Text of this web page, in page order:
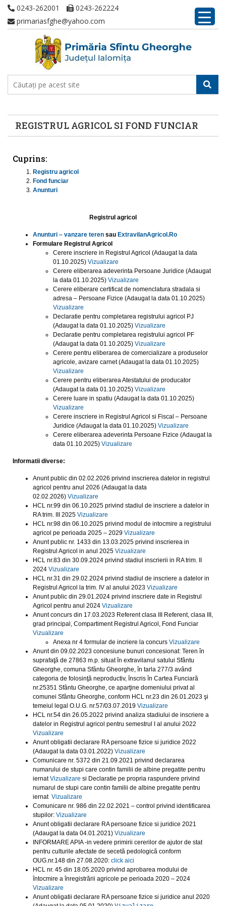
0243-262001
0243-262224
primariasfghe@yahoo.com
REGISTRUL AGRICOL SI FOND FUNCIAR
Cuprins:
Registru agricol
Fond funciar
Anunturi
Registrul agricol
Anunturi – vanzare teren sau ExtravilanAgricol.Ro
Formulare Registrul Agricol
Cerere inscriere in Registrul Agricol (Adaugat la data
01.10.2025) Vizualizare
Cerere eliberarea adeverinta Persoane Juridice (Adaugat
la data 01.10.2025) Vizualizare
Cerere eliberare certificat de nomenclatura stradala si
adresa – Persoane Fizice (Adaugat la data 01.10.2025)
Vizualizare
Declaratie pentru completarea registrului agricol PJ
(Adaugat la data 01.10.2025) Vizualizare
Declaratie pentru completarea registrului agricol PF
(Adaugat la data 01.10.2025) Vizualizare
Cerere pentru eliberarea de comercializare a produselor
agricole, avizare carnet (Adaugat la data 01.10.2025)
Vizualizare
Cerere pentru eliberarea Atestatului de producator
(Adaugat la data 01.10.2025) Vizualizare
Cerere luare in spatiu (Adaugat la data 01.10.2025)
Vizualizare
Cerere inscriere in Registrul Agricol si Fiscal – Persoane
Juridice (Adaugat la data 01.10.2025) Vizualizare
Cerere eliberarea adeverinta Persoane Fizice (Adaugat la
data 01.10.2025) Vizualizare
Informatii diverse:
Anunt public din 02.02.2026 privind inscrierea datelor in registrul
agricol pentru anul 2026 (Adaugat la data
02.02.2026) Vizualizare
HCL nr.99 din 06.10.2025 privind stadiul de inscriere a datelor in
RA trim. III 2025 Vizualizare
HCL nr.98 din 06.10.2025 privind modul de intocmire a registrului
agricol pe perioada 2025 – 2029 Vizualizare
Anunt public nr. 1433 din 13.03.2025 privind inscrierea in
Registrul Agricol in anul 2025 Vizualizare
HCL nr.83 din 30.09.2024 privind stadiul inscrierii in RA trim. II
2024 Vizualizare
HCL nr.31 din 29.02.2024 privind stadiul de inscriere a datelor in
Registrul Agricol la trim. IV al anului 2023 Vizualizare
Anunt public din 29.01.2024 privind inscriere date in Registrul
Agricol pentru anul 2024 Vizualizare
Anunt concurs din 17.03.2023 Referent clasa III Referent, clasa III,
grad principal, Compartiment Registrul Agricol, Fond Funciar
Vizualizare
Anexa nr 4 formular de incriere la concurs Vizualizare
Anunt din 09.02.2023 concesiune bunuri concesionat: Teren în
suprafaţă de 27863 m.p. situat în extravilanul satului Sfântu
Gheorghe, comuna Sfântu Gheorghe, în tarla 277/3 având
categoria de folosinţă neproductiv, înscris în Cartea Funciară
nr.25351 Sfântu Gheorghe, ce aparţine domeniului privat al
comunei Sfântu Gheorghe, conform HCL nr.23 din 26.01.2023 şi
temeiul legal O.U.G. nr.57/03.07.2019 Vizualizare
HCL nr.54 din 26.05.2022 privind analiza stadiului de inscriere a
datelor in Registrul agricol pentru semestrul I al anului 2022
Vizualizare
Anunt obligatii declarare RA persoane fizice si juridice 2022
(Adaugat la data 03.01.2022) Vizualizare
Comunicare nr. 5372 din 21.09.2021 privind declararea
numarului de stupi care contin familii de albine pregatite pentru
iernatVizualizare si Declaratie pe propria raspundere privind
numarul de stupi care contin familii de albine pregatite pentru
iernat Vizualizare
Comunicare nr. 986 din 22.02.2021 – control privind identificarea
stupilor: Vizualizare
Anunt obligatii declarare RA persoane fizice si juridice 2021
(Adaugat la data 04.01.2021) Vizualizare
INFORMARE APIA -in vedere primirii cererilor de ajutor de stat
pentru culturile afectate de secetă pedologică conform
OUG.nr.148 din 27.08.2020: click aici
HCL nr. 45 din 18.05.2020 privind aprobarea modului de
întocmire a înregistrării agricole pe perioada 2020 – 2024
Vizualizare
Anunt obligatii declarare RA persoane fizice si juridice anul 2020